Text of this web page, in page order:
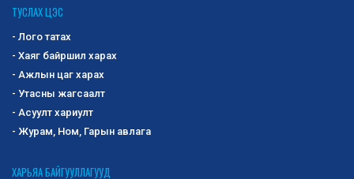
ТУСЛАХ ЦЭС
- Лого татах
- Хаяг байршил харах
- Ажлын цаг харах
- Утасны жагсаалт
- Асуулт хариулт
- Журам, Ном, Гарын авлага
ХАРЬЯА БАЙГУУЛЛАГУУД